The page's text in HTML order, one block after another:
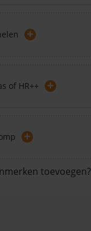
+
of HR++ +
+
toevoegen?